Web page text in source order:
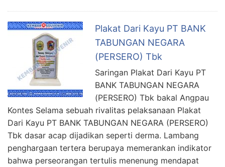
Plakat Dari Kayu PT BANK
TABUNGAN NEGARA
(PERSERO) Tbk
Saringan Plakat Dari Kayu PT
BANK TABUNGAN NEGARA
(PERSERO) Tbk bakal Angpau
Kontes Selama sebuah rivalitas pelaksanaan Plakat
Dari Kayu PT BANK TABUNGAN NEGARA (PERSERO)
Tbk dasar acap dijadikan seperti derma. Lambang
penghargaan tertera berupaya memerankan indikator
bahwa perseorangan tertulis menenung mendapat